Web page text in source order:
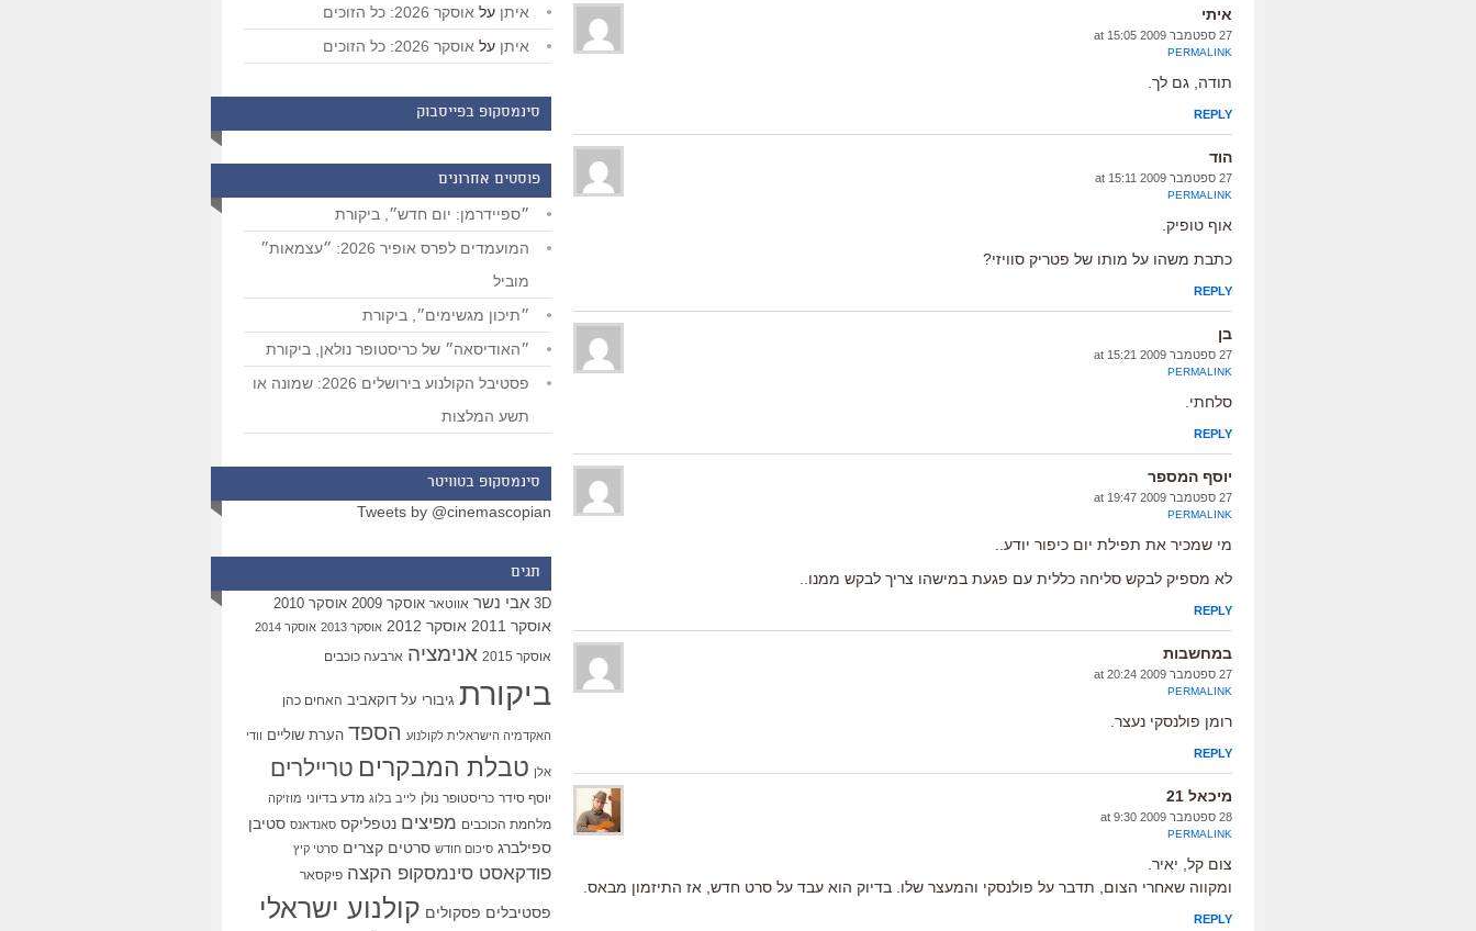
איתי
27 ספטמבר 2009 at 15:05
PERMALINK
תודה, גם לך.
REPLY
הוד
27 ספטמבר 2009 at 15:11
PERMALINK
אוף טופיק.
כתבת משהו על מותו של פטריק סוויזי?
REPLY
בן
27 ספטמבר 2009 at 15:21
PERMALINK
סלחתי.
REPLY
יוסף המספר
27 ספטמבר 2009 at 19:47
PERMALINK
מי שמכיר את תפילת יום כיפור יודע..
לא מספיק לבקש סליחה כללית עם פגעת במישהו צריך לבקש ממנו..
REPLY
במחשבות
27 ספטמבר 2009 at 20:24
PERMALINK
רומן פולנסקי נעצר.
REPLY
מיכאל 21
28 ספטמבר 2009 at 9:30
PERMALINK
צום קל, יאיר.
ומקווה שאחרי הצום, תדבר על פולנסקי והמעצר שלו. בדיוק הוא עבד על סרט חדש, אז התיזמון מבאס.
REPLY
איתן על אוסקר 2026: כל הזוכים
איתן על אוסקר 2026: כל הזוכים
סינמסקופ בפייסבוק
פוסטים אחרונים
״ספיידרמן: יום חדש״, ביקורת
המועמדים לפרס אופיר 2026: ״עצמאות״
מוביל
״תיכון מגשימים״, ביקורת
״האודיסאה״ של כריסטופר נולאן, ביקורת
פסטיבל הקולנוע בירושלים 2026: שמונה או
תשע המלצות
סינמסקופ בטוויטר
Tweets by @cinemascopian
תגים
3D אבי נשר אווטאר אוסקר 2009 אוסקר 2010
אוסקר 2011 אוסקר 2012 אוסקר 2013 אוסקר 2014
אוסקר 2015 אנימציה ארבעה כוכבים
ביקורת גיבורי על דוקאביב האחים כהן
האקדמיה הישראלית לקולנוע הספד הערת שוליים וודי
אלן טבלת המבקרים טריילרים
יוסף סידר כריסטופר נולן לייב בלוג מדע בדיוני מוזיקה
מלחמת הכוכבים מפיצים נטפליקס סאנדאנס סטיבן
ספילברג סיכום חודש סרטים קצרים סרטי קיץ
פודקאסט סינמסקופ הקצה פיקסאר
פסטיבלים פסקולים קולנוע ישראלי